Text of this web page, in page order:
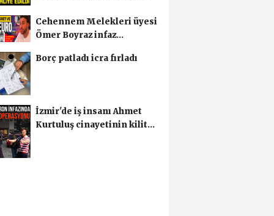
Cehennem Melekleri üyesi
Ömer Boyraz infaz
Borç patladı icra fırladı
İzmir'de iş insanı Ahmet
Kurtuluş cinayetinin kilit